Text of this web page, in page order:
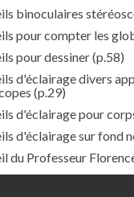
binoculaires
pour compter les
pour dessiner(p.58)
d'éclairage divers
(p.29)
d'éclairage pour
d'éclairage sur fond
du Professeur